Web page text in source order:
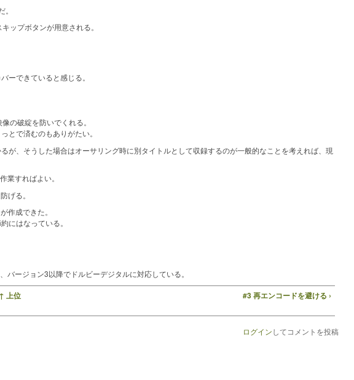
ップボタンが用意される。
ーできていると感じる。
の破綻を防いでくれる。
とで済むのもありがたい。
、そうした場合はオーサリング時に別タイトルとして収録するのが一般的なことを考えれば、現
すればよい。
げる。
作成できた。
にはなっている。
ージョン3以降でドルビーデジタルに対応している。
↑ 上位 #3 再エンコードを避ける ›
ログインしてコメントを投稿